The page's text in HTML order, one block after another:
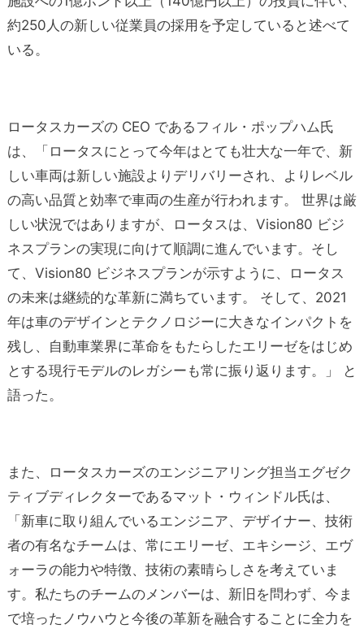
約250人の新しい従業員の採用を予定していると述べて
いる。
ロータスカーズの CEO であるフィル・ポップハム氏
は、「ロータスにとって今年はとても壮大な一年で、新
しい車両は新しい施設よりデリバリーされ、よりレベル
の高い品質と効率で車両の生産が行われます。 世界は厳
しい状況ではありますが、ロータスは、 Vision80 ビジ
ネスプランの実現に向けて順調に進んでいます。そし
て、Vision80 ビジネスプランが示すように、ロータス
の未来は継続的な革新に満ちています。 そして、2021
年は車のデザインとテクノロジーに大きなインパクトを
残し、自動車業界に革命をもたらしたエリーゼをはじめ
とする現行モデルのレガシーも常に振り返ります。」 と
語った。
また、ロータスカーズのエンジニアリング担当エグゼク
ティブディレクターであるマット・ウィンドル氏は、
「新車に取り組んでいるエンジニア、デザイナー、技術
者の有名なチームは、常にエリーゼ、エキシージ、エヴ
ォーラの能力や特徴、技術の素晴らしさを考えていま
す。私たちのチームのメンバーは、新旧を問わず、今ま
で培ったノウハウと今後の革新を融合することに全力を